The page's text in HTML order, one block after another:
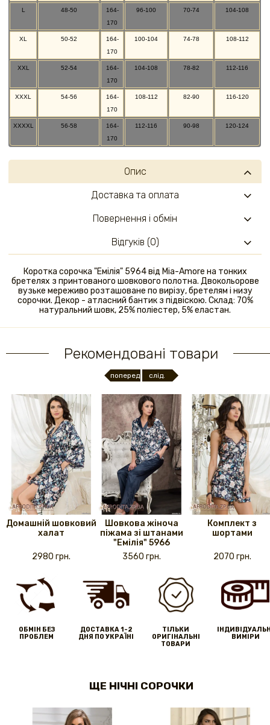
L 48-50
164-
170
96-100 70-74 104-108
XL 50-52
164-
170
100-104 74-78 108-112
XXL 52-54
164-
170
104-108 78-82 112-116
XXXL 54-56
164-
170
108-112 82-90 116-120
XXXXL 56-58
164-
170
112-116 90-98 120-124
Опис
Коротка сорочка "Емілія" 5964 від Mia-Amore на тонких
бретелях з принтованого шовкового полотна. Двокольорове
вузьке мереживо розташоване по вирізу, бретелям і низу
сорочки. Декор - атласний бантик з підвіскою. Склад: 70%
натуральний шовк, 25% поліестер, 5% еластан.
Доставка та оплата
Повернення і обмін
Відгуків (0)
Рекомендовані товари
поперед. слід.
Домашній шовковий
халат
2980 грн.
Шовкова жіноча
піжама зі штанами
"Емілія" 5966
3560 грн.
Комплект з
шортами
2070 грн.
ОБМІН БЕЗ
ПРОБЛЕМ
ДОСТАВКА 1-2
ДНЯ ПО УКРАЇНІ
ТІЛЬКИ
ОРИГІНАЛЬНІ
ТОВАРИ
ВИМІРИ
ЩЕ НІЧНІ СОРОЧКИ